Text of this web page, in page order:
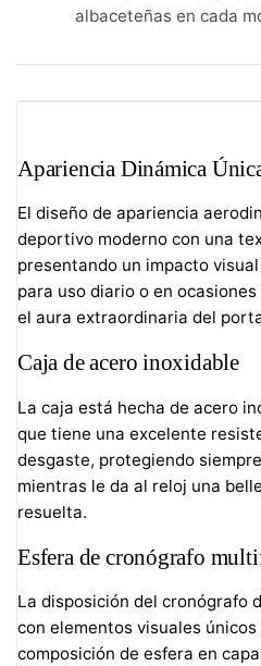
albaceteñas en cada
Apariencia Dinámica
El diseño de apariencia
deportivo moderno con una
presentando un impacto
para uso diario o en
el aura extraordinaria del
Caja de acero inoxidable
La caja está hecha de acero
que tiene una excelente
desgaste, protegiendo
mientras le da al reloj una
resuelta.
Esfera de cronógrafo
La disposición del cronógrafo
con elementos visuales
composición de esfera en